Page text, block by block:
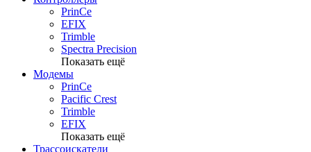
PrinCe
EFIX
Trimble
Spectra Precision
Показать ещё
Модемы
PrinCe
Pacific Crest
Trimble
EFIX
Показать ещё
Трассоискатели